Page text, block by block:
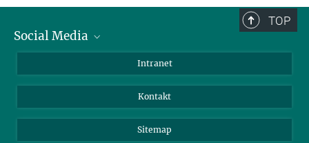
TOP
Social Media
LinkedIn
Intranet
Kontakt
Sitemap